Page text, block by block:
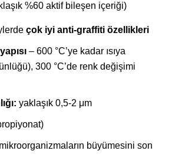
%60 aktif bileşen içeriği)
çok iyi anti-graffiti özellikleri
– 600 °C’ye kadar ısıya
300 °C’de renk değişimi
yaklaşık 0,5-2 μm
büyümesini son